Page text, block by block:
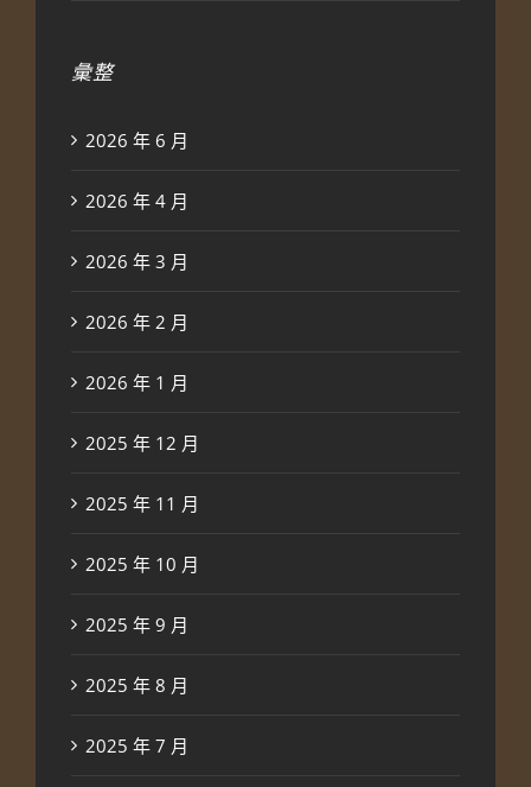
彙整
2026 年 6 月
2026 年 4 月
2026 年 3 月
2026 年 2 月
2026 年 1 月
2025 年 12 月
2025 年 11 月
2025 年 10 月
2025 年 9 月
2025 年 8 月
2025 年 7 月